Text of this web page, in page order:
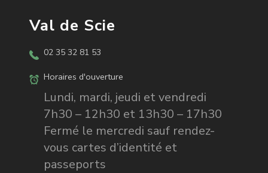
Val de Scie
02 35 32 81 53
Horaires d'ouverture
Lundi, mardi, jeudi et vendredi
7h30 – 12h30 et 13h30 – 17h30
Fermé le mercredi sauf rendez-
vous cartes d’identité et
passeports